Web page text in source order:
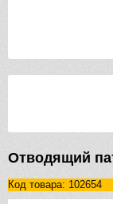
Отводящий
Код товара: 102654